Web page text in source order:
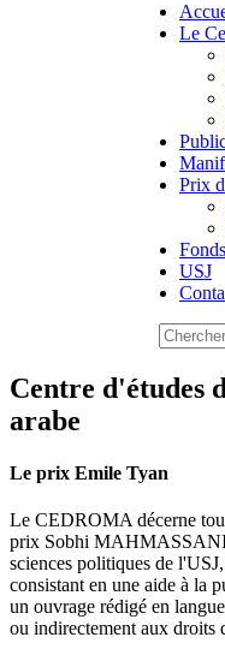
Le
Prix
USJ
Centre d'études
arabe
Le prix Emile Tyan
Le CEDROMA décerne
prix Sobhi
sciences politiques de
consistant en une aide à la
un ouvrage rédigé en
ou indirectement aux droits